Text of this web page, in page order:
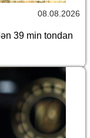
08.08.2026
39 min tondan